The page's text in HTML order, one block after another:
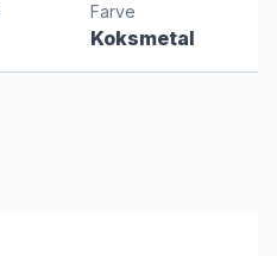
Farve
Koksmetal